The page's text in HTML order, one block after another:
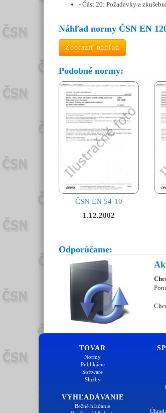
- Část 20: Požadavky a
Náhľad normy ČSN EN
Zobraziť náhľad
Podobné normy:
ČSN EN 54-10
1.12.2002
Odporúčame:
TOVAR
Normy
Publikácie
Software
Služby
VYHĽADÁVANIE
Bežné hľadanie